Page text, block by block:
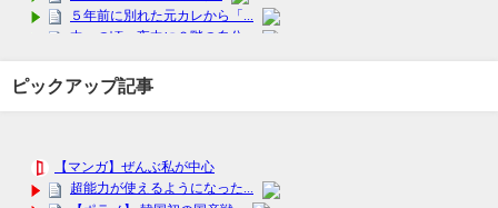
ピックアップ記事